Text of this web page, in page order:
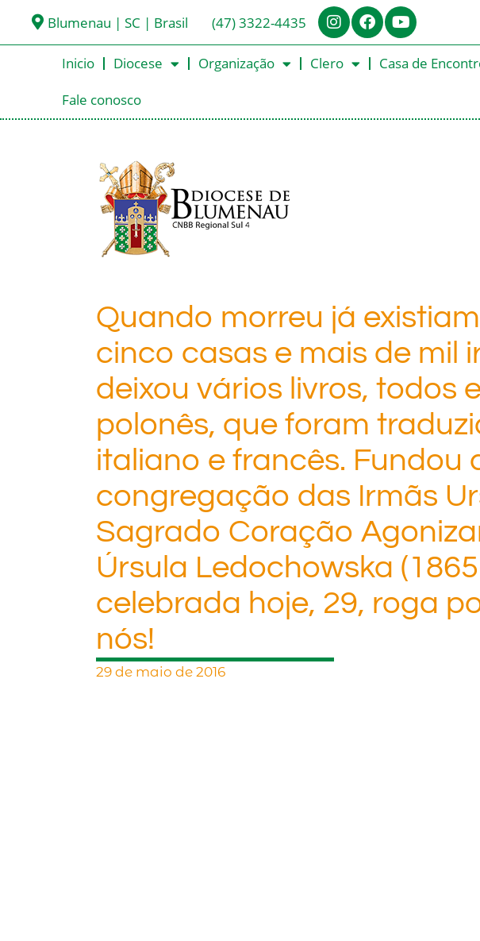
Blumenau | SC | Brasil (47) 3322-4435
Inicio Diocese Organização Clero Casa de
Fale conosco
Quando morreu já
cinco casas e mais de mil
deixou vários livros, todos
polonês, que foram
italiano e francês. Fundou
congregação das Irmãs
Sagrado Coração
Úrsula Ledochowska
celebrada hoje, 29, roga
nós!
29 de maio de 2016